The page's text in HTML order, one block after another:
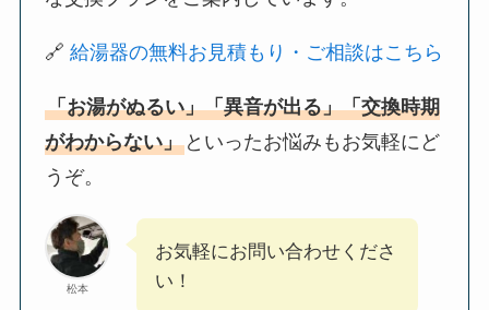
🔗給湯器の無料お見積もり・ご相談はこちら
「お湯がぬるい」「異音が出る」「交換時期
がわからない」 といったお悩みもお気軽にど
うぞ。
松本
お気軽にお問い合わせくださ
い！